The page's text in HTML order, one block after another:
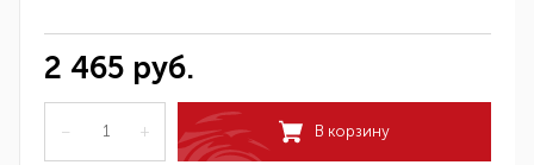
2 465 руб.
– + В корзину